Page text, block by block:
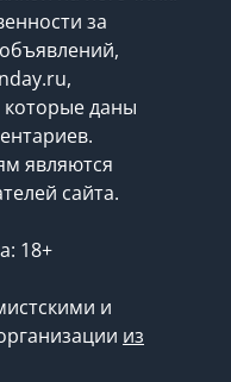
за
которые даны
являются
сайта.
18+
и
из